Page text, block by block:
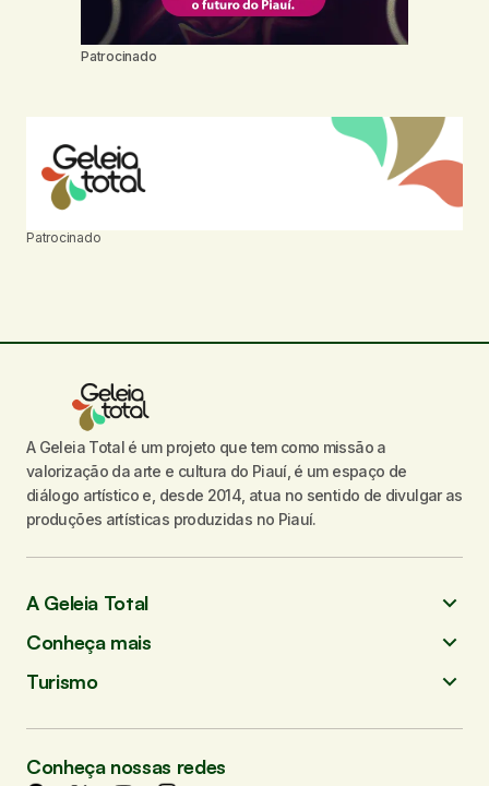
Patrocinado
Patrocinado
A Geleia Total é um projeto que tem como missão a
valorização da arte e cultura do Piauí, é um espaço de
diálogo artístico e, desde 2014, atua no sentido de divulgar as
produções artísticas produzidas no Piauí.
A Geleia Total
Conheça mais
Turismo
Conheça nossas redes